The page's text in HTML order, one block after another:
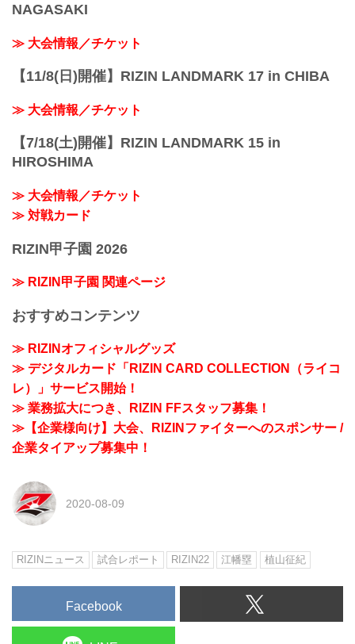
NAGASAKI
≫ 大会情報／チケット
【11/8(日)開催】RIZIN LANDMARK 17 in CHIBA
≫ 大会情報／チケット
【7/18(土)開催】RIZIN LANDMARK 15 in
HIROSHIMA
≫ 大会情報／チケット
≫ 対戦カード
RIZIN甲子園 2026
≫ RIZIN甲子園 関連ページ
おすすめコンテンツ
≫ RIZINオフィシャルグッズ
≫ デジタルカード「RIZIN CARD COLLECTION（ライコ
レ）」サービス開始！
≫ 業務拡大につき、RIZIN FFスタッフ募集！
≫【企業様向け】大会、RIZINファイターへのスポンサー /
企業タイアップ募集中！
2020-08-09
RIZINニュース 試合レポート RIZIN22 江幡塁 植山征紀
Facebook